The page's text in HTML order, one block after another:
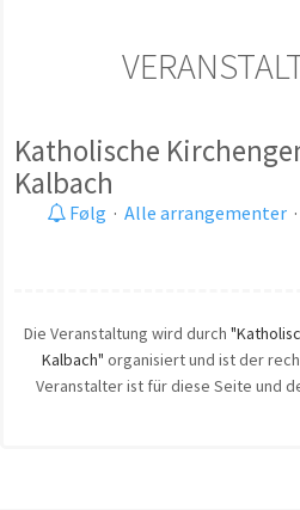
Katholische
Kalbach
Følg · Alle arrangementer ·
Die Veranstaltung wird durch
Kalbach" organisiert und ist der
Veranstalter ist für diese Seite und